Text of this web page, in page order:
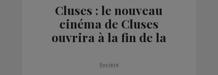
Cluses : le nouveau
cinéma de Cluses
ouvrira à la fin de la
Société